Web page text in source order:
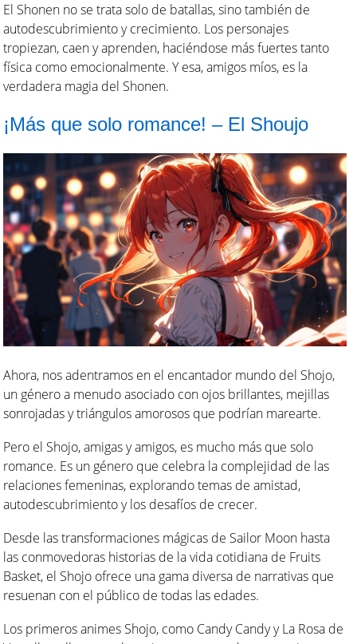
El Shonen no se trata solo de batallas, sino también de
autodescubrimiento y crecimiento. Los personajes
tropiezan, caen y aprenden, haciéndose más fuertes tanto
física como emocionalmente. Y esa, amigos míos, es la
verdadera magia del Shonen.
¡Más que solo romance! – El Shoujo
Ahora, nos adentramos en el encantador mundo del Shojo,
un género a menudo asociado con ojos brillantes, mejillas
sonrojadas y triángulos amorosos que podrían marearte.
Pero el Shojo, amigas y amigos, es mucho más que solo
romance. Es un género que celebra la complejidad de las
relaciones femeninas, explorando temas de amistad,
autodescubrimiento y los desafíos de crecer.
Desde las transformaciones mágicas de Sailor Moon hasta
las conmovedoras historias de la vida cotidiana de Fruits
Basket, el Shojo ofrece una gama diversa de narrativas que
resuenan con el público de todas las edades.
Los primeros animes Shojo, como Candy Candy y La Rosa de